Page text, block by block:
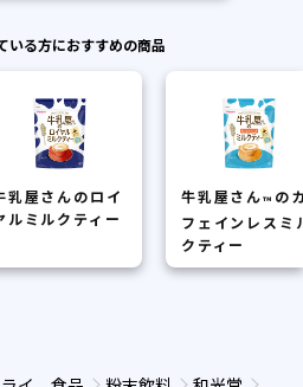
いる方におすすめの商品
乳屋さんのロイ
ルミルクティー
牛乳屋さん™ の
フェインレスミ
クティー